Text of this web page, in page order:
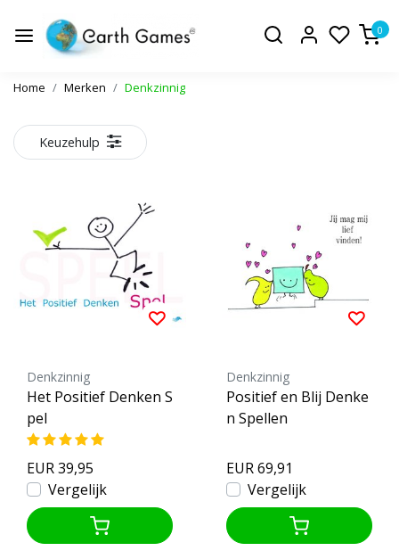
0
Home Merken Denkzinnig
Keuzehulp
Denkzinnig
Het Positief Denken S
pel
EUR 39,95
Vergelijk
Denkzinnig
Positief en Blij Denke
n Spellen
EUR 69,91
Vergelijk